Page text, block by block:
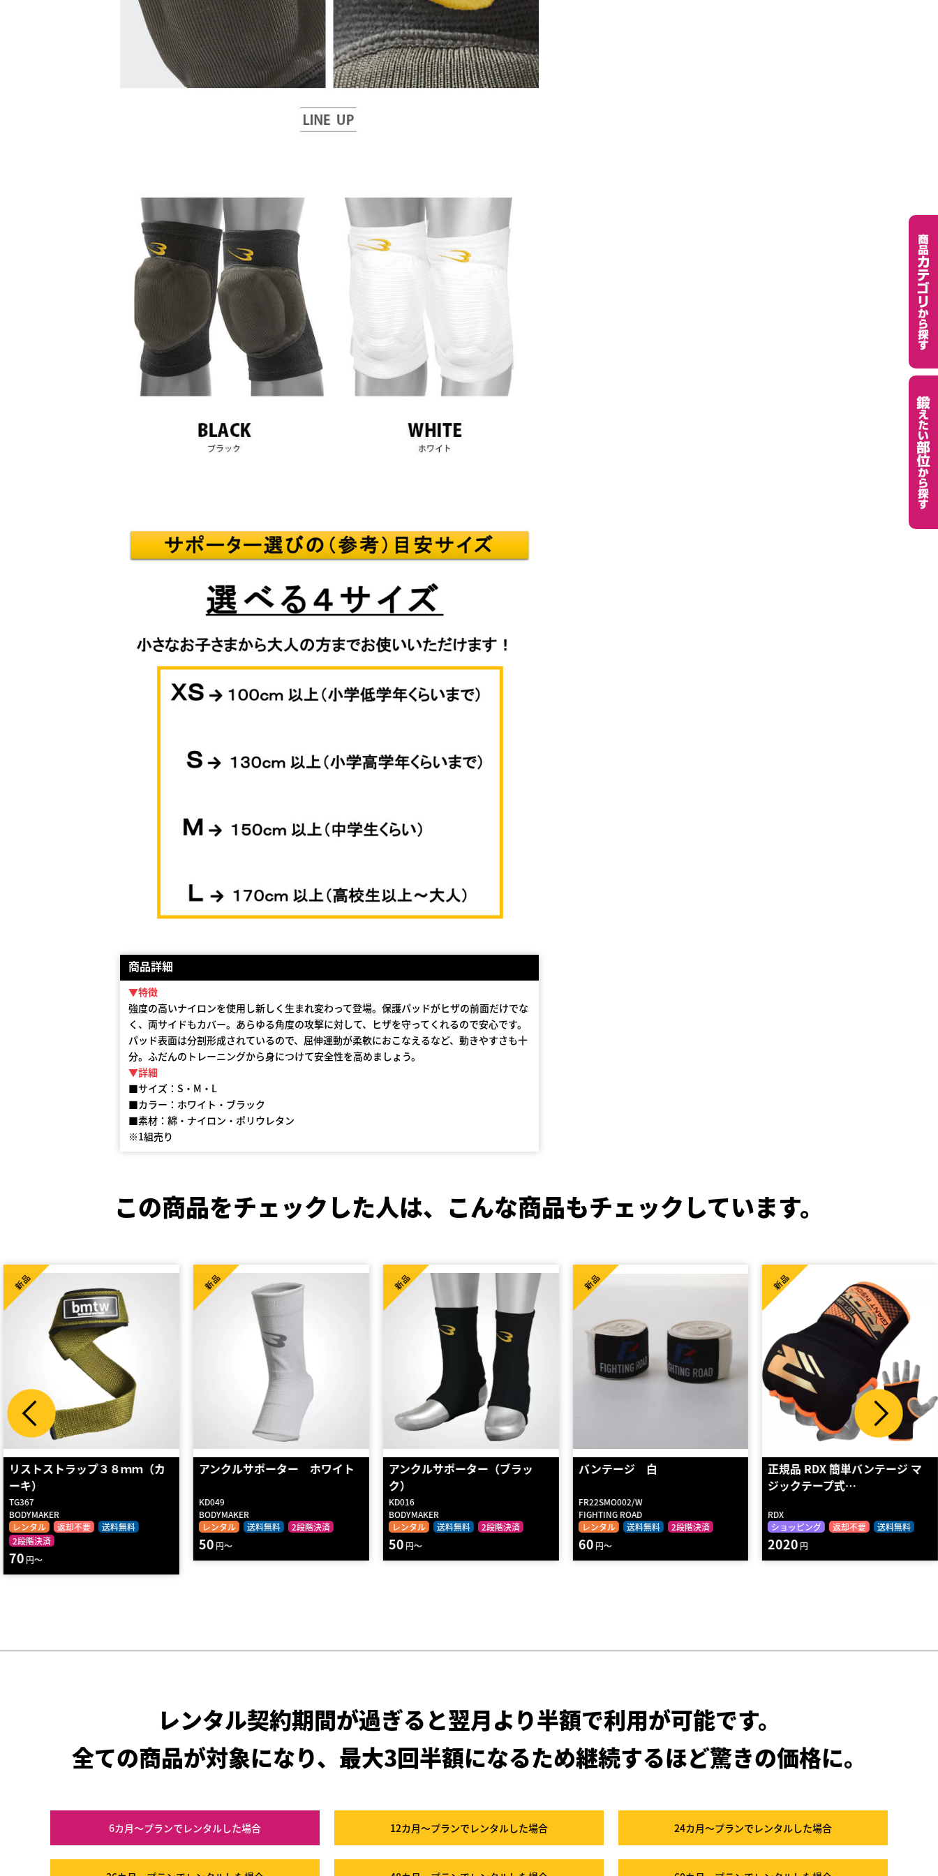
商品詳細
▼特徴
強度の高いナイロンを使用し新しく生まれ変わって登場。保護パッドがヒザの前面だけでな
く、両サイドもカバー。あらゆる角度の攻撃に対して、ヒザを守ってくれるので安心です。
パッド表面は分割形成されているので、屈伸運動が柔軟におこなえるなど、動きやすさも十
分。ふだんのトレーニングから身につけて安全性を高めましょう。
▼詳細
■サイズ：S・M・L
■カラー：ホワイト・ブラック
■素材：綿・ナイロン・ポリウレタン
※1組売り
この商品をチェックした人は、 こんな商品もチェックしています。
アンクルサポーター ホワイト
KD049
BODYMAKER
レンタル
送料無料 2段階決済
新品
50円～
アンクルサポーター（ブラッ
KD016
BODYMAKER
レンタル
送料無料 2段階決済
新品
50 円～
バンテージ 白
FR22SMO002/W
FIGHTING ROAD
レンタル
送料無料 2段階決済
新品
60 円～
正規品 RDX 簡単バンテージ マ
RDX
ショッピング
返却不要 送料無料
新品
2020円
スーパー拳サポーター（１組）
（ホワイト・L）
BODYMAKER
レンタル
送料無料 2段階決済
新品
70円～
レンタル契約期間が過ぎると翌月より半額で利用が可能です。
全ての商品が対象になり、最大3回半額になるため継続するほど驚きの価格に。
6カ月～プランでレンタルした場合 12カ月～プランでレンタルした場合 24カ月～プランでレンタルした場合